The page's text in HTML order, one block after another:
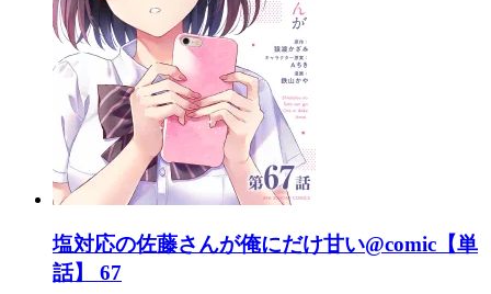
塩対応の佐藤さんが俺にだけ甘い@comic【単
話】 67